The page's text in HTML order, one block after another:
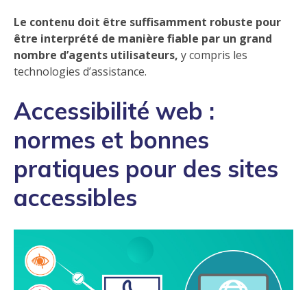
Le contenu doit être suffisamment robuste pour
être interprété de manière fiable par un grand
nombre d’agents utilisateurs, y compris les
technologies d’assistance.
Accessibilité web :
normes et bonnes
pratiques pour des sites
accessibles